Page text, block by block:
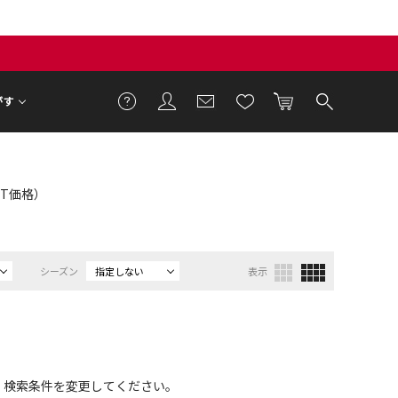
す
格）
シーズン 指定しない 表示
索条件を変更してください。